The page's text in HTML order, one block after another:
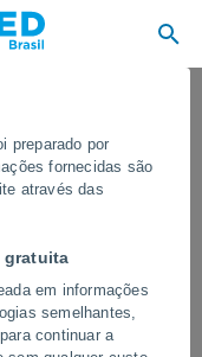
preparado por
fornecidas são
através das
gratuita
em informações
semelhantes,
continuar a